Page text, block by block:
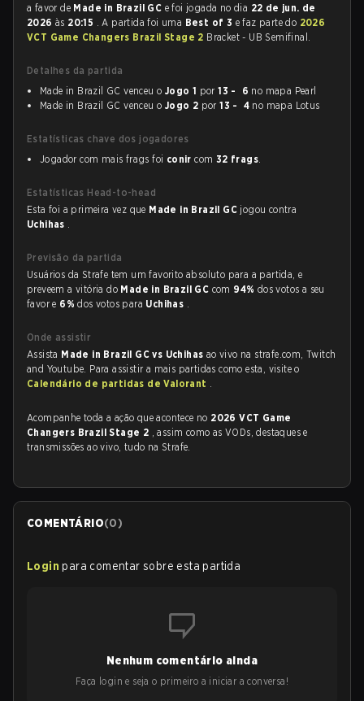
a favor de Made in Brazil GC e foi jogada no dia 22 de jun. de
2026 às 20:15 . A partida foi uma Best of 3 e faz parte do 2026
VCT Game Changers Brazil Stage 2 Bracket - UB Semifinal.
Detalhes da partida
Made in Brazil GC venceu o Jogo 1 por13 - 6 no mapa Pearl
Made in Brazil GC venceu o Jogo 2 por13 - 4 no mapa Lotus
Estatísticas chave dos jogadores
Jogador com mais frags foi conir com 32 frags.
Estatísticas Head-to-head
Esta foi a primeira vez que Made in Brazil GC jogou contra
Uchihas .
Previsão da partida
Usuários da Strafe tem um favorito absoluto para a partida, e
preveem a vitória do Made in Brazil GC com 94% dos votos a seu
favor e 6%dos votos para Uchihas .
Onde assistir
Assista Made in Brazil GC vs Uchihas ao vivo na strafe.com, Twitch
and Youtube. Para assistir a mais partidas como esta, visite o
Calendário de partidas de Valorant .
Acompanhe toda a ação que acontece no 2026 VCT Game
Changers Brazil Stage 2 , assim como as VODs, destaques e
transmissões ao vivo, tudo na Strafe.
COMENTÁRIO(0)
Login para comentar sobre esta partida
Nenhum comentário ainda
Faça login e seja o primeiro a iniciar a conversa!